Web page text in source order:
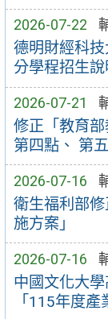
2026-07-22
德明財經科
分學程招生
2026-07-21
修正「教育部
第四點、 第
2026-07-16
衛生福利部
施方案」
2026-07-16
中國文化大
「115年度產